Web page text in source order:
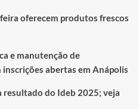
oferecem produtos frescos
e manutenção de
abertas em Anápolis
do Ideb 2025; veja